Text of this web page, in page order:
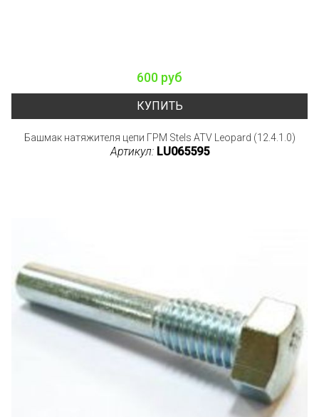
600 руб
КУПИТЬ
Башмак натяжителя цепи ГРМ Stels ATV Leopard (12.4.1.0)
Артикул: LU065595